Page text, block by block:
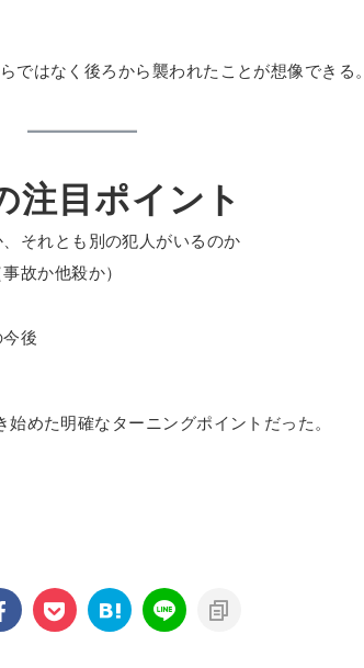
ではなく後ろから襲われたことが想像できる。
目ポイント
それとも別の犯人がいるのか
故か他殺か）
後
めた明確なターニングポイントだった。